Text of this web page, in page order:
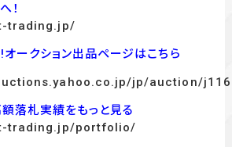
！
trading.jp/
ークション出品ページはこちら
jp/auction/
落札実績をもっと見る
trading.jp/portfolio/